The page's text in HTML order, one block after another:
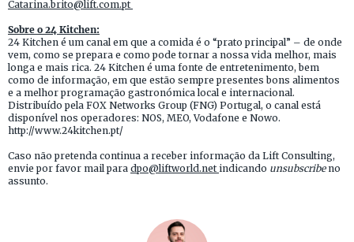
Catarina.brito@lift.com.pt
Sobre o 24 Kitchen:
24 Kitchen é um canal em que a comida é o “prato principal” – de onde
vem, como se prepara e como pode tornar a nossa vida melhor, mais
longa e mais rica. 24 Kitchen é uma fonte de entretenimento, bem
como de informação, em que estão sempre presentes bons alimentos
e a melhor programação gastronómica local e internacional.
Distribuído pela FOX Networks Group (FNG) Portugal, o canal está
disponível nos operadores: NOS, MEO, Vodafone e Nowo.
http://www.24kitchen.pt/
Caso não pretenda continua a receber informação da Lift Consulting,
envie por favor mail para dpo@liftworld.net indicando unsubscribeno
assunto.